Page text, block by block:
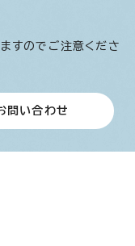
すのでご注意くださ
問い合わせ